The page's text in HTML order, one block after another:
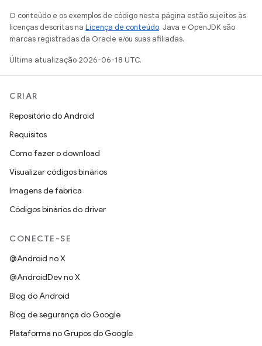
O conteúdo e os exemplos de código nesta página estão sujeitos às
licenças descritas na Licença de conteúdo. Java e OpenJDK são
marcas registradas da Oracle e/ou suas afiliadas.
Última atualização 2026-06-18 UTC.
CRIAR
Repositório do Android
Requisitos
Como fazer o download
Visualizar códigos binários
Imagens de fábrica
Códigos binários do driver
CONECTE-SE
@Android no X
@AndroidDev no X
Blog do Android
Blog de segurança do Google
Plataforma no Grupos do Google